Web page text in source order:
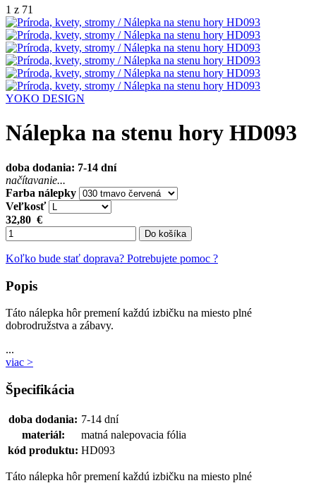
1 z 71
YOKO DESIGN
Nálepka na stenu hory HD093
doba dodania: 7-14 dní
načítavanie...
Farba nálepky
Veľkosť
32,80 €
Do košíka
Koľko bude stať doprava? Potrebujete pomoc ?
Popis
Táto nálepka hôr premení každú izbičku na miesto plné
dobrodružstva a zábavy.
...
viac >
Špecifikácia
doba dodania: 7-14 dní
materiál:
matná nalepovacia fólia
kód produktu: HD093
Táto nálepka hôr premení každú izbičku na miesto plné